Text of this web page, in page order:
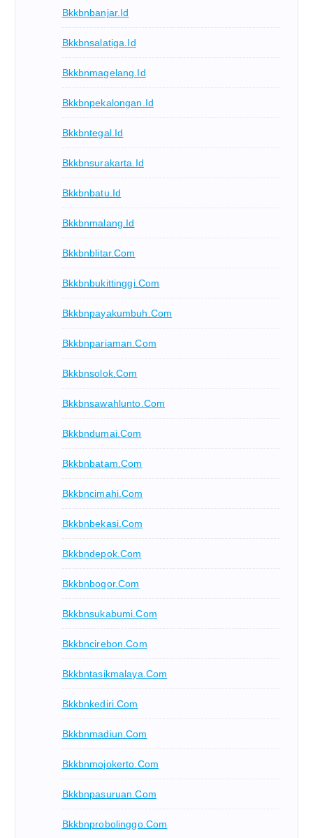
Bkkbnbanjar.id
Bkkbnsalatiga.id
Bkkbnmagelang.id
Bkkbnpekalongan.id
Bkkbntegal.id
Bkkbnsurakarta.id
Bkkbnbatu.id
Bkkbnmalang.id
Bkkbnblitar.com
Bkkbnbukittinggi.com
Bkkbnpayakumbuh.com
Bkkbnpariaman.com
Bkkbnsolok.com
Bkkbnsawahlunto.com
Bkkbndumai.com
Bkkbnbatam.com
Bkkbncimahi.com
Bkkbnbekasi.com
Bkkbndepok.com
Bkkbnbogor.com
Bkkbnsukabumi.com
Bkkbncirebon.com
Bkkbntasikmalaya.com
Bkkbnkediri.com
Bkkbnmadiun.com
Bkkbnmojokerto.com
Bkkbnpasuruan.com
Bkkbnprobolinggo.com